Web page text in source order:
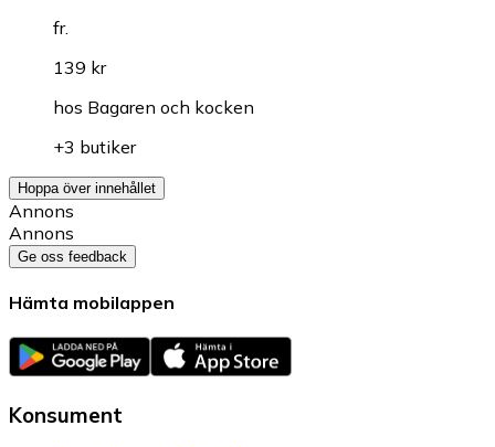
fr.
139 kr
hos Bagaren och kocken
+3 butiker
Hoppa över innehållet
Annons
Annons
Ge oss feedback
Hämta mobilappen
Konsument